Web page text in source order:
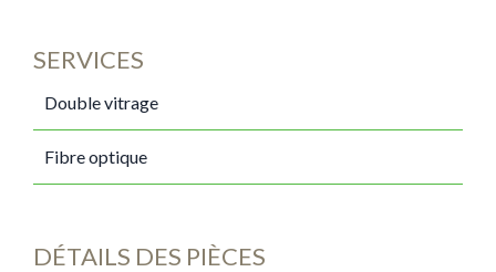
SERVICES
Double vitrage
Fibre optique
DÉTAILS DES PIÈCES